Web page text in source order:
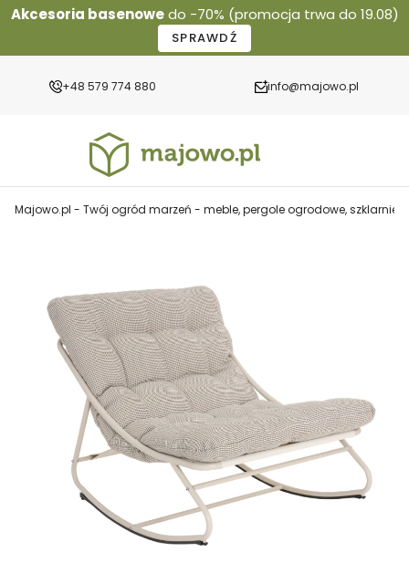
Akcesoria basenowedo -70% (promocja trwa do 19.08)
SPRAWDŹ
+48 579 774 880 info@majowo.pl
Majowo.pl - Twój ogród marzeń - meble, pergole ogrodowe, szklarnie